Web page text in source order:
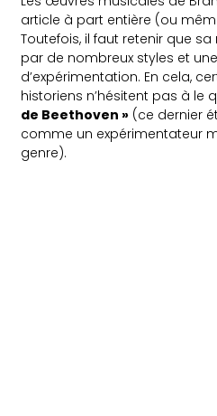
article à part entière (ou
Toutefois, il faut retenir que
par de nombreux styles et
d’expérimentation. En cela,
historiens n’hésitent pas à le
de Beethoven » (ce dernier
comme un expérimentateur
genre).